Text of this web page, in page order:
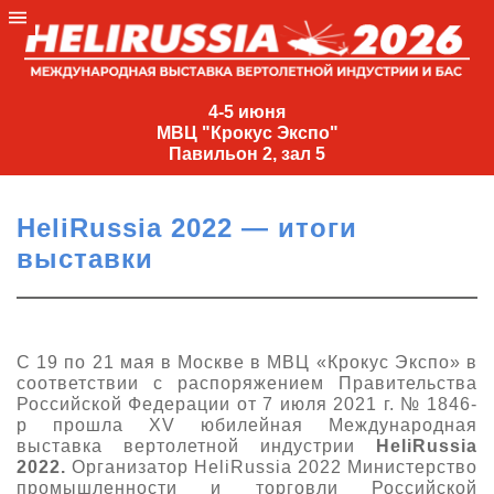
4-5 июня
МВЦ "Крокус Экспо"
Павильон 2, зал 5
4-
МВЦ
Экспо"
Павильон
2,
5
+7
(495)
477-
33-81
HeliRussia 2022 — итоги
выставки
С 19 по 21 мая в Москве в МВЦ «Крокус Экспо» в
соответствии с распоряжением Правительства
Российской Федерации от 7 июля 2021 г. № 1846-
р прошла XV юбилейная Международная
выставка вертолетной индустрии
HeliRussia
2022. Организатор HeliRussia 2022 Министерство
промышленности и торговли Российской